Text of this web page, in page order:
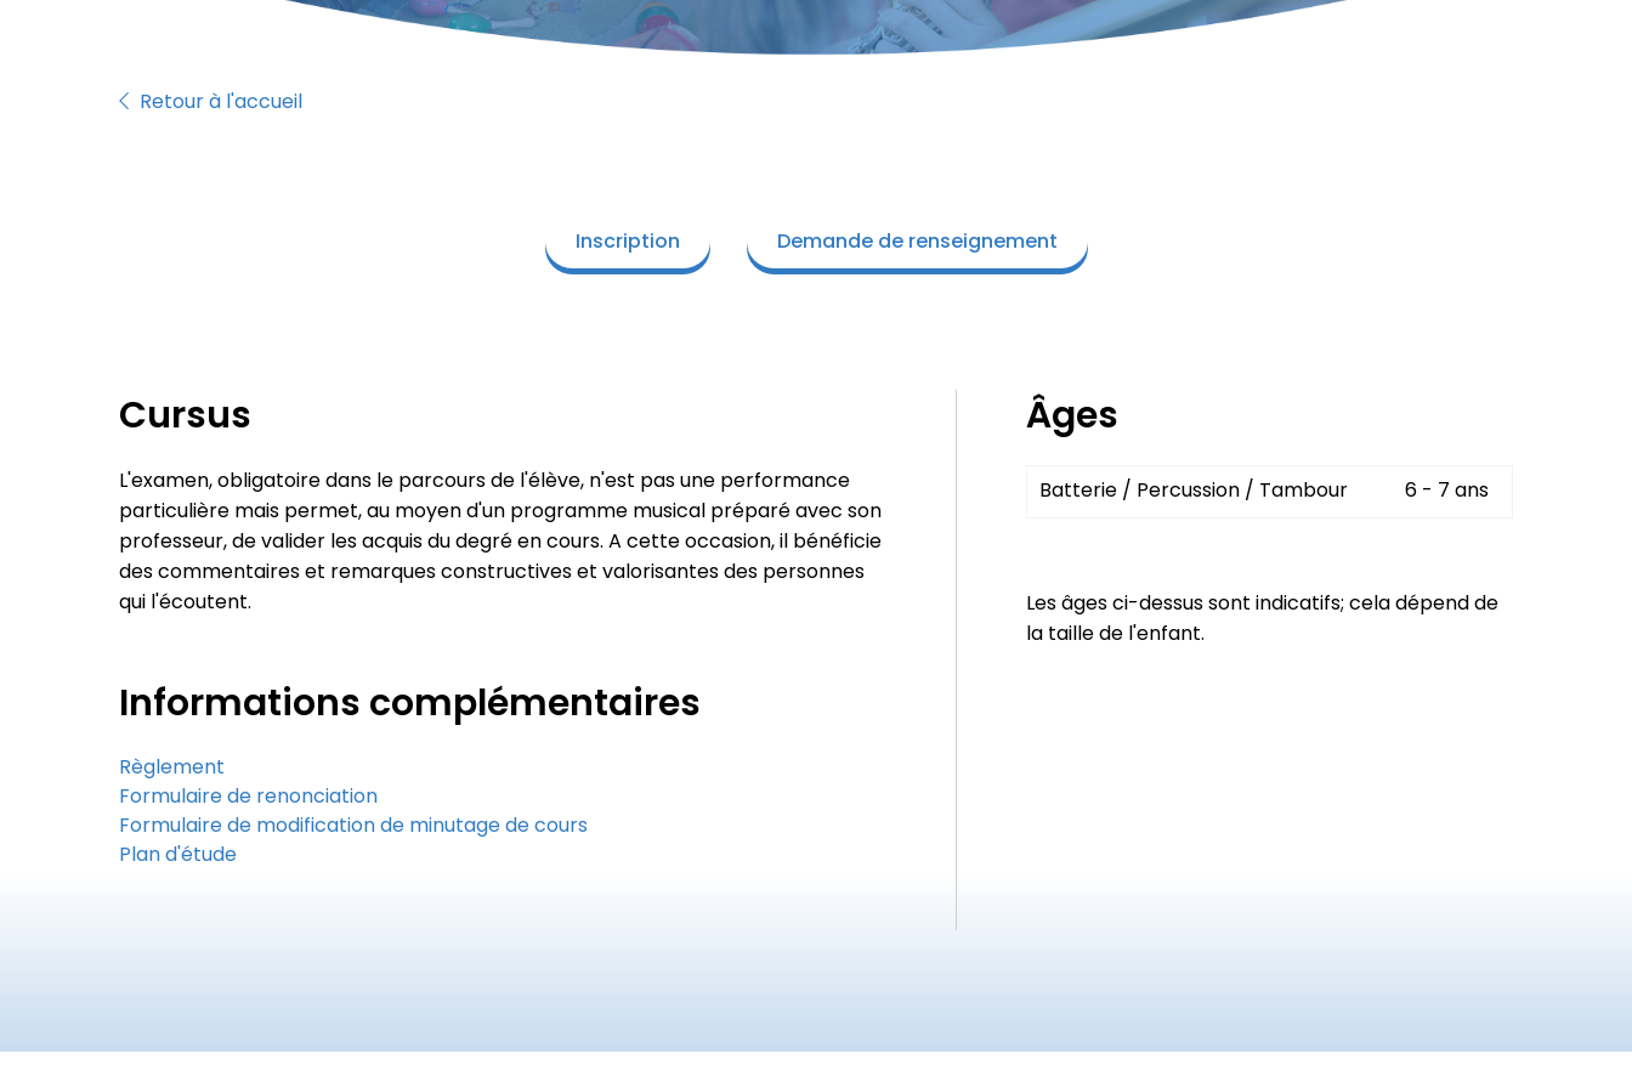
Retour à l'accueil
Inscription Demande de renseignement
Cursus
L'examen, obligatoire dans le parcours de l'élève, n'est pas une performance
particulière mais permet, au moyen d'un programme musical préparé avec son
professeur, de valider les acquis du degré en cours. A cette occasion, il bénéficie
des commentaires et remarques constructives et valorisantes des personnes
qui l'écoutent.
Informations complémentaires
Règlement
Formulaire de renonciation
Formulaire de modification de minutage de cours
Plan d'étude
Âges
Batterie / Percussion / Tambour 6 - 7 ans
Les âges ci-dessus sont indicatifs; cela dépend de
la taille de l'enfant.